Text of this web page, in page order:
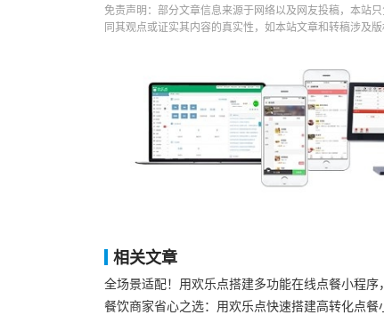
免责声明：部分文章信息来源于网络以及网友投稿，本站
同其观点或证实其内容的真实性，如本站文章和转稿涉及
相关文章
全场景适配！用欢乐点搭建多功能在线点餐小程
餐饮商家省心之选：用欢乐点快速搭建高转化点餐